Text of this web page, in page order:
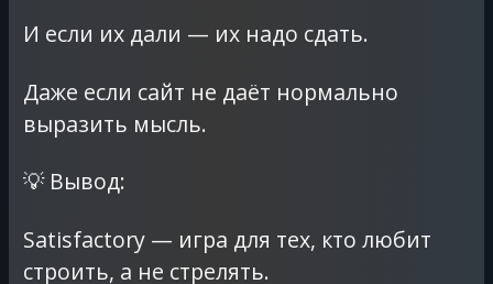
И если их дали — их надо сдать.
Даже если сайт не даёт нормально
выразить мысль.
💡 Вывод:
Satisfactory — игра для тех, кто любит
строить, а не стрелять.